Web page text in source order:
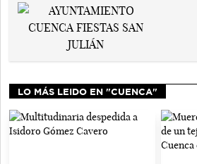
LO MÁS LEIDO EN "CUENCA"